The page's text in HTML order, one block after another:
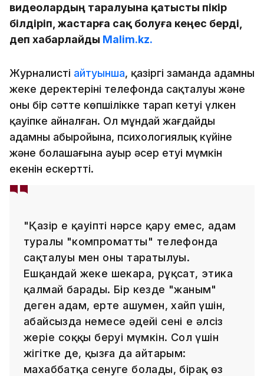
видеолардың таралуына қатысты пікір
білдіріп, жастарға сақ болуға кеңес берді,
деп хабарлайды Malim.kz.
Журналистің айтуынша, қазіргі заманда адамның
жеке деректерінің телефонда сақталуы және
оның бір сәтте көпшілікке тарап кетуі үлкен
қауіпке айналған. Ол мұндай жағдайдың
адамның абыройына, психологиялық күйіне
және болашағына ауыр әсер етуі мүмкін
екенін ескертті.
"Қазір ең қауіпті нәрсе қару емес, адам
туралы "компроматтың" телефонда
сақталуы мен оның таратылуы.
Ешқандай жеке шекара, рұқсат, этика
қалмай барады. Бір кезде "жаным"
деген адам, ертең ашумен, хайп үшін,
абайсызда немесе әдейі сенің ең әлсіз
жеріңе соққы беруі мүмкін. Сол үшін
жігітке де, қызға да айтарым:
махаббатқа сенуге болады, бірақ өз